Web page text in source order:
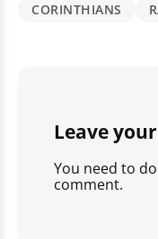
CORINTHIANS
Leave
You need to
comment.